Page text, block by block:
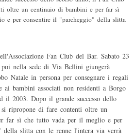
oltre un centinaio di bambini e per far sì
e per consentire il "parcheggio" della slitta
Fan Club del Bar. Sabato 23
nella sede di Via Bellini giungerà
Natale in persona per consegnare i regali
ai bambini associati non residenti a Borgo
il 2003. Dopo il grande successo dello
ripropone di fare contenti oltre un
far sì che tutto vada per il meglio e per
della slitta con le renne l'intera via verrà